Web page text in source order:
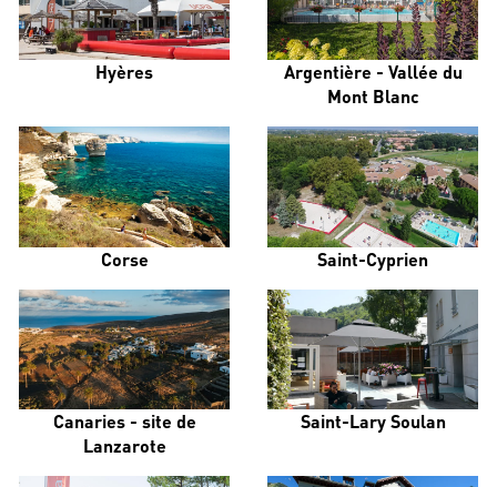
Hyères
Argentière - Vallée du
Mont Blanc
Corse Saint-Cyprien
Canaries - site de
Lanzarote
Saint-Lary Soulan